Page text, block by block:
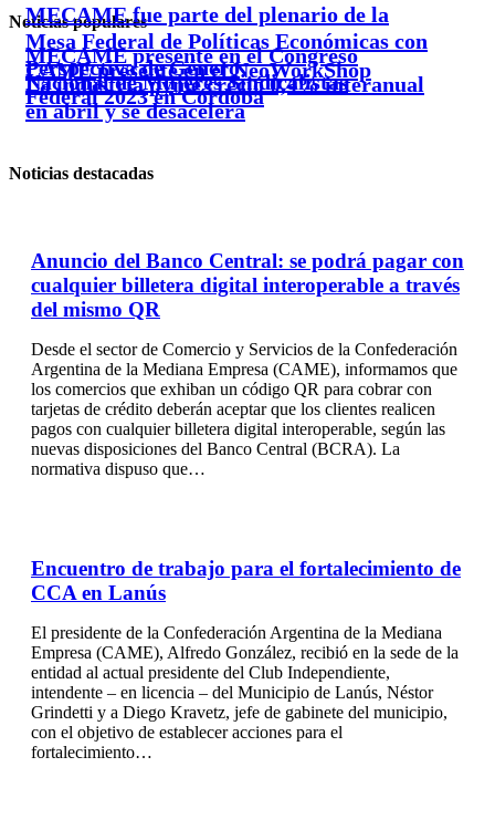
Noticias populares
MECAME fue parte del plenario de la
Mesa Federal de Políticas Económicas con
Perspectiva de Género
MECAME presente en el Congreso
Nacional de Mujeres Sindicalistas
CAME presente en el NeoWorkShop
Federal 2023 en Córdoba
La industria pyme creció 0,4% interanual
en abril y se desacelera
Noticias destacadas
Anuncio del Banco Central: se podrá pagar con
cualquier billetera digital interoperable a través
del mismo QR
Desde el sector de Comercio y Servicios de la Confederación
Argentina de la Mediana Empresa (CAME), informamos que
los comercios que exhiban un código QR para cobrar con
tarjetas de crédito deberán aceptar que los clientes realicen
pagos con cualquier billetera digital interoperable, según las
nuevas disposiciones del Banco Central (BCRA). La
normativa dispuso que…
Encuentro de trabajo para el fortalecimiento de
CCA en Lanús
El presidente de la Confederación Argentina de la Mediana
Empresa (CAME), Alfredo González, recibió en la sede de la
entidad al actual presidente del Club Independiente,
intendente – en licencia – del Municipio de Lanús, Néstor
Grindetti y a Diego Kravetz, jefe de gabinete del municipio,
con el objetivo de establecer acciones para el
fortalecimiento…